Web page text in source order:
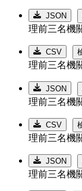
JSON
理前三名機
CSV
理前三名機
JSON
理前三名機
CSV
理前三名機
JSON
理前三名機